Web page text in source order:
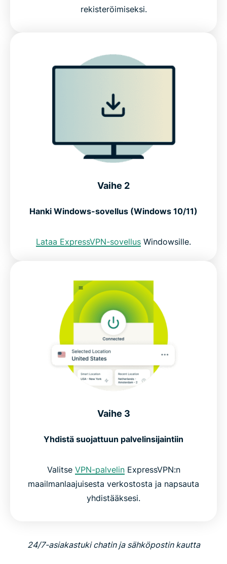
rekisteröimiseksi.
Vaihe 2
Hanki Windows-sovellus (Windows 10/11)
Lataa ExpressVPN-sovellus Windowsille.
Vaihe 3
Yhdistä suojattuun palvelinsijaintiin
Valitse VPN-palvelinExpressVPN:n
maailmanlaajuisesta verkostosta ja napsauta
yhdistääksesi.
24/7-asiakastuki chatin ja sähköpostin kautta